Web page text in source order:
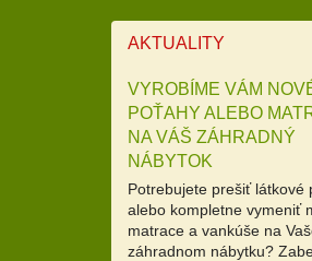
AKTUALITY
VYROBÍME VÁM
POŤAHY ALEBO
NA VÁŠ ZÁHRADNÝ
NÁBYTOK
Potrebujete prešiť látkové
alebo kompletne vymeniť
matrace a vankúše na
záhradnom nábytku?